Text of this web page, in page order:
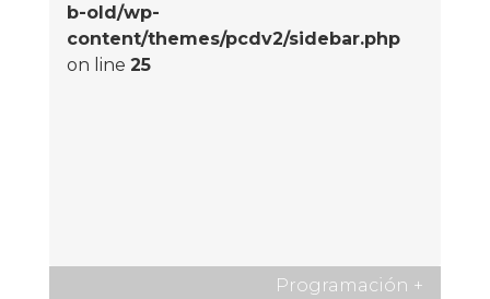
b-old/wp-
content/themes/pcdv2/sidebar.php
on line 25
Programación +